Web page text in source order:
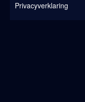
Privacyverklaring